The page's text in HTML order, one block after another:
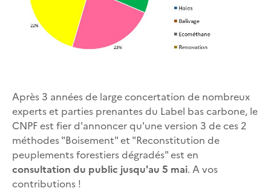
Après 3 années de large concertation de nombreux
experts et parties prenantes du Label bas carbone, le
CNPF est fier d'annoncer qu'une version 3 de ces 2
méthodes "Boisement" et "Reconstitution de
peuplements forestiers dégradés" est en
consultation du public jusqu'au 5 mai. A vos
contributions !